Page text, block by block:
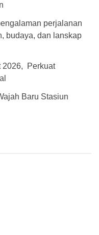
perjalanan
budaya, dan lanskap
2026, Perkuat
Baru Stasiun